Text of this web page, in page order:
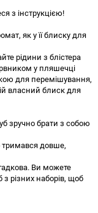
з інструкцією!
як у її блиску для
рідини з блістера
у пляшечці
для перемішування,
власний блиск для
зручно брати з собою
тримався довше,
Ви можете
з різних наборів, щоб